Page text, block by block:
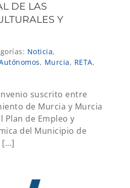
DE LAS
Y
Noticia,
, Murcia, RETA,
suscrito entre
de Murcia y Murcia
Plan de Empleo y
del Municipio de